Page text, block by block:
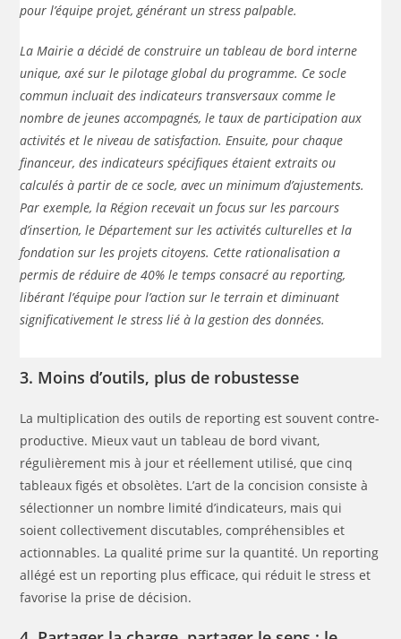
pour l’équipe projet, générant un stress palpable.
La Mairie a décidé de construire un tableau de bord interne
unique, axé sur le pilotage global du programme. Ce socle
commun incluait des indicateurs transversaux comme le
nombre de jeunes accompagnés, le taux de participation aux
activités et le niveau de satisfaction. Ensuite, pour chaque
financeur, des indicateurs spécifiques étaient extraits ou
calculés à partir de ce socle, avec un minimum d’ajustements.
Par exemple, la Région recevait un focus sur les parcours
d’insertion, le Département sur les activités culturelles et la
fondation sur les projets citoyens. Cette rationalisation a
permis de réduire de 40% le temps consacré au reporting,
libérant l’équipe pour l’action sur le terrain et diminuant
significativement le stress lié à la gestion des données.
3. Moins d’outils, plus de robustesse
La multiplication des outils de reporting est souvent contre-
productive. Mieux vaut un tableau de bord vivant,
régulièrement mis à jour et réellement utilisé, que cinq
tableaux figés et obsolètes. L’art de la concision consiste à
sélectionner un nombre limité d’indicateurs, mais qui
soient collectivement discutables, compréhensibles et
actionnables. La qualité prime sur la quantité. Un reporting
allégé est un reporting plus efficace, qui réduit le stress et
favorise la prise de décision.